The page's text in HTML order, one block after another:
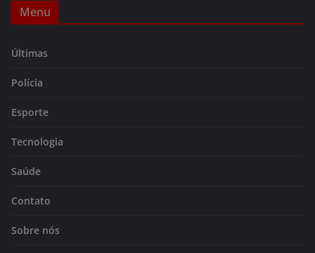
Menu
Últimas
Polícia
Esporte
Tecnologia
Saúde
Contato
Sobre nós